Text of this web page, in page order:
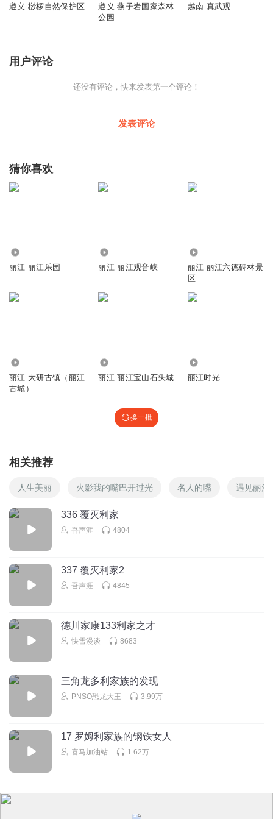
遵义-桫椤自然保护区
遵义-燕子岩国家森林
公园
越南-真武观
用户评论
还没有评论，快来发表第一个评论！
发表评论
猜你喜欢
丽江-丽江乐园 丽江-丽江观音峡
丽江-丽江六德碑林景
区
丽江-大研古镇（丽江
古城）
丽江-丽江宝山石头城 丽江时光
换一批
相关推荐
人生美丽 火影我的嘴巴开过光 名人的嘴 遇见丽江
336 覆灭利家
吾声涯 4804
337 覆灭利家2
吾声涯 4845
德川家康133利家之才
快雪漫谈 8683
三角龙多利家族的发现
PNSO恐龙大王 3.99万
17 罗姆利家族的钢铁女人
喜马加油站 1.62万